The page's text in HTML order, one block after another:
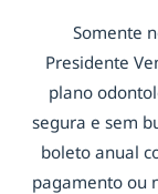
Somente
Presidente
plano
segura e sem
boleto anual
pagamento ou